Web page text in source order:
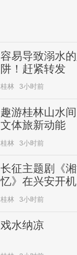
容易导致溺水
阱！赶紧转发
桂林 3小时前
趣游桂林山水
文体旅新动能
桂林 3小时前
长征主题剧《
忆》在兴安开机
桂林 3小时前
戏水纳凉